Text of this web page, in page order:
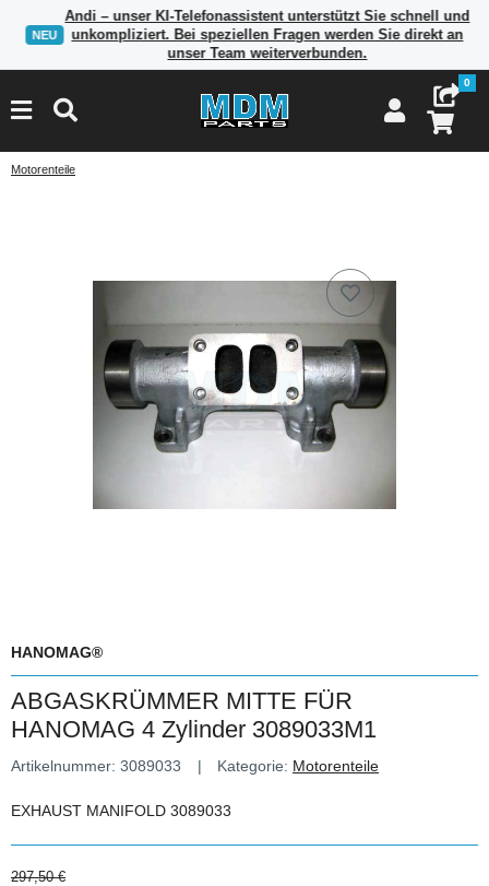
NEU
Andi – unser KI-Telefonassistent unterstützt Sie schnell und
unkompliziert. Bei speziellen Fragen werden Sie direkt an
unser Team weiterverbunden.
0
Motorenteile
HANOMAG®
ABGASKRÜMMER MITTE FÜR
HANOMAG 4 Zylinder 3089033M1
Artikelnummer: 3089033 Kategorie: Motorenteile
EXHAUST MANIFOLD 3089033
297,50 €